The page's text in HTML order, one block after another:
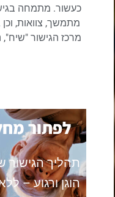
כעשור. מתמחה
מתמשך, צוואות,
מרכז הגישור
לפתור
תהליך הגישור
הוגן ורגוע –